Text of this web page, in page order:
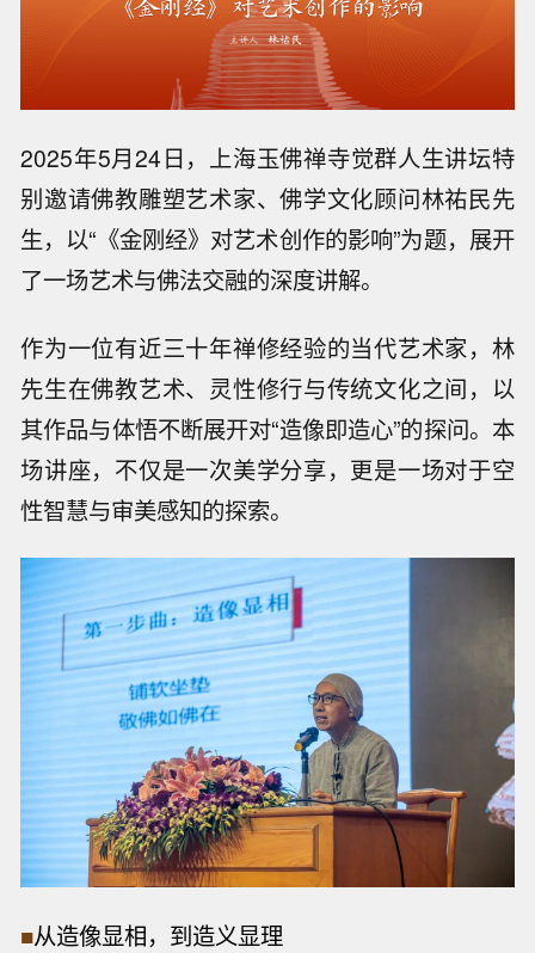
2025年5月24日，上海玉佛禅寺觉群人生讲坛特
别邀请佛教雕塑艺术家、佛学文化顾问林祐民先
生，以“《金刚经》对艺术创作的影响”为题，展开
了一场艺术与佛法交融的深度讲解。
作为一位有近三十年禅修经验的当代艺术家，林
先生在佛教艺术、灵性修行与传统文化之间，以
其作品与体悟不断展开对“造像即造心”的探问。本
场讲座，不仅是一次美学分享，更是一场对于空
性智慧与审美感知的探索。
■从造像显相，到造义显理